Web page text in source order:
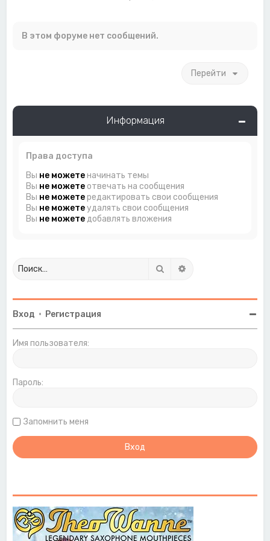
В этом форуме нет сообщений.
Перейти
Информация
Права доступа
Вы не можетеначинать темы
Вы не можетеотвечать на сообщения
Вы не можетередактировать свои сообщения
Вы не можетеудалять свои сообщения
Вы не можетедобавлять вложения
Поиск
Вход • Регистрация
Имя пользователя:
Пароль:
Запомнить меня